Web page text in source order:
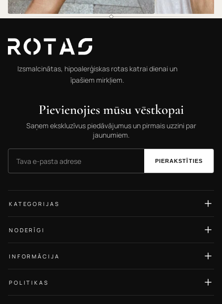
Izsmalcinātas, hipoalerģiskas rotas katrai dienai un
īpašiem mirkļiem.
Pievienojies mūsu vēstkopai
Saņem ekskluzīvus piedāvājumus un pirmais uzzini par
jaunumiem.
PIERAKSTĪTIES
KATEGORIJAS
Kaklarotas
Rokassprādzes
Kuloni
NODERĪGI
Blogs
Atsauksmes
INFORMĀCIJA
POLITIKAS